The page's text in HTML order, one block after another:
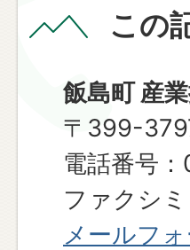
この
飯島町 産
〒399-
電話番号
ファクシ
メールフ